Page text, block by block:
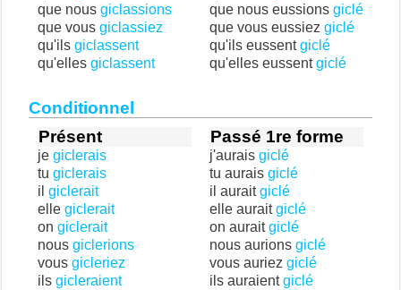
que nous giclassions
que vous giclassiez
qu'ils giclassent
qu'elles giclassent
que nous eussions giclé
que vous eussiez giclé
qu'ils eussentgiclé
qu'elles eussentgiclé
Conditionnel
Présent
je giclerais
tu giclerais
il giclerait
elle giclerait
on giclerait
nous giclerions
vous gicleriez
ils gicleraient
Passé 1re forme
j'aurais giclé
tu aurais giclé
il auraitgiclé
elle auraitgiclé
on auraitgiclé
nous aurions giclé
vous auriez giclé
ils auraientgiclé